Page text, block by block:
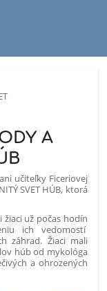
A
učiteľky Ficeriovej
SVET HÚB, ktorá
už počas hodín
ich vedomostí
záhrad. Žiaci mali
húb od mykológa
a ohrozených